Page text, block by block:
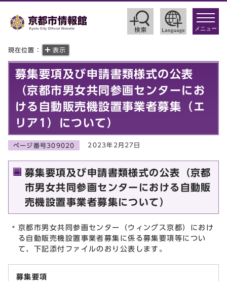
toggle
メニュー
現在位置： 表示
募集要項及び申請書類様式の公表
（京都市男女共同参画センターにお
ける自動販売機設置事業者募集（エ
リア1）について）
ページ番号309020 2023年2月27日
募集要項及び申請書類様式の公表（京都
市男女共同参画センターにおける自動販
売機設置事業者募集について）
京都市男女共同参画センター（ウィングス京都）におけ
る自動販売機設置事業者募集に係る募集要項等につい
て、下記添付ファイルのおり公表します。
募集要項